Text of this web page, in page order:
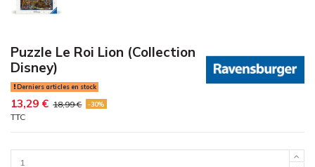
Puzzle Le Roi Lion (Collection
Disney)
Derniers articles en stock
13,29 € 18,99 € -30%
TTC